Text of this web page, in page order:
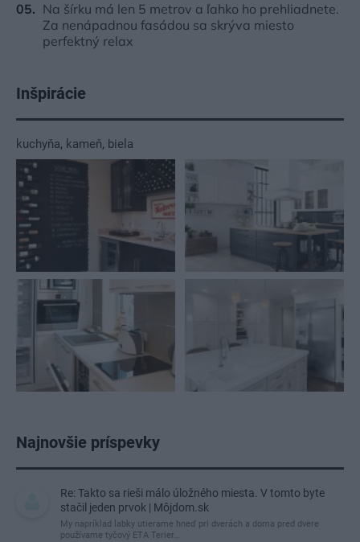
Na šírku má len 5 metrov a ľahko ho prehliadnete.
Za nenápadnou fasádou sa skrýva miesto
perfektný relax
Inšpirácie
kuchyňa, kameň, biela
Najnovšie príspevky
Re: Takto sa rieši málo úložného miesta. V tomto byte
stačil jeden prvok | Môjdom.sk
My napríklad labky utierame hneď pri dverách a doma pred dvere
používame tyčový ETA Terier…